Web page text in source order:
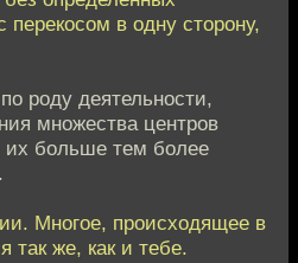
в одну сторону,
роду деятельности,
множества центров
их больше тем более
Многое, происходящее в
так же, как и тебе.